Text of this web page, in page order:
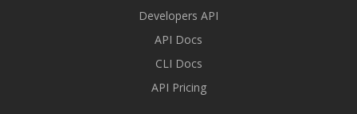
Developers API
API Docs
CLI Docs
API Pricing